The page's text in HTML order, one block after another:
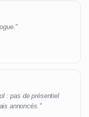
: pas de présentiel
annoncés."